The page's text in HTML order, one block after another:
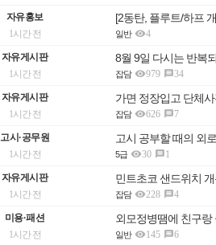
자유홍보 [2동탄, 플루트/하프
1시간 전 일반 4
자유게시판 8월 9일 다시는 반복
1시간 전 잡담 979 34
자유게시판 가면 정장입고 단체
1시간 전 잡담 626 7
고시·공무원 고시 공부할 때의 외
1시간 전 5급 30 1
자유게시판 민트초코 샌드위치
1시간 전 잡담 228 4
미용·패션 외모정병땜에 친구
1시간 전 일반 145 6